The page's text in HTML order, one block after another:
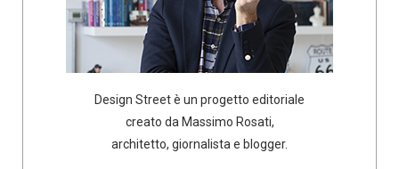
Design Street è un progetto editoriale
creato da Massimo Rosati,
architetto, giornalista e blogger.